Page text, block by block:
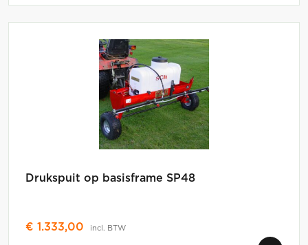
Drukspuit op basisframe SP48
€ 1.333,00 incl. BTW